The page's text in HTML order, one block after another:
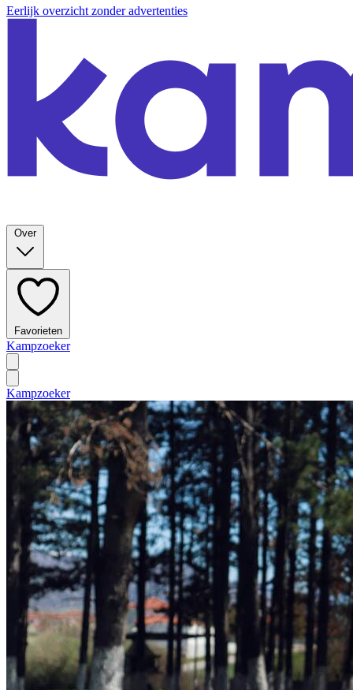
Eerlijk overzicht zonder advertenties
Over
Favorieten
Kampzoeker
Kampzoeker